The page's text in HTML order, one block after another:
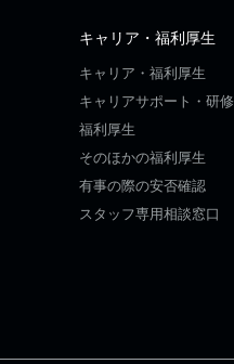
キャリア・福利厚生
キャリア・福利厚生
キャリアサポート・研修
福利厚生
そのほかの福利厚生
有事の際の安否確認
スタッフ専用相談窓口